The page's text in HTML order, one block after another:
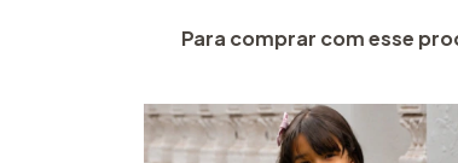
Para comprar com esse